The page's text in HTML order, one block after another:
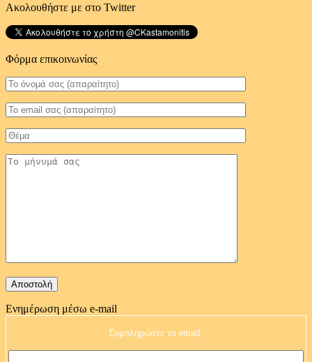
Ακολουθήστε με στο Twitter
Φόρμα επικοινωνίας
Ενημέρωση μέσω e-mail
Συμπληρώστε το email: